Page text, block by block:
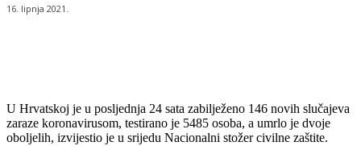
16. lipnja 2021.
U Hrvatskoj je u posljednja 24 sata zabilježeno 146 novih slučajeva
zaraze koronavirusom, testirano je 5485 osoba, a umrlo je dvoje
oboljelih, izvijestio je u srijedu Nacionalni stožer civilne zaštite.